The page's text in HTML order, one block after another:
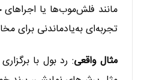
مانند فلش‌موب‌ها یا
تجربه‌ای به‌یادماندنی برای
مثال واقعی: رد بول با